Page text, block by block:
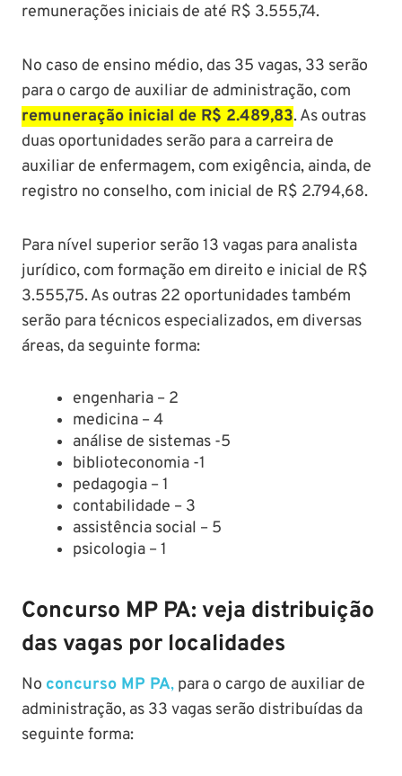
remunerações iniciais de até R$ 3.555,74.
No caso de ensino médio, das 35 vagas, 33 serão
para o cargo de auxiliar de administração, com
remuneração inicial de R$ 2.489,83. As outras
duas oportunidades serão para a carreira de
auxiliar de enfermagem, com exigência, ainda, de
registro no conselho, com inicial de R$ 2.794,68.
Para nível superior serão 13 vagas para analista
jurídico, com formação em direito e inicial de R$
3.555,75. As outras 22 oportunidades também
serão para técnicos especializados, em diversas
áreas, da seguinte forma:
engenharia – 2
medicina – 4
análise de sistemas -5
biblioteconomia -1
pedagogia – 1
contabilidade – 3
assistência social – 5
psicologia – 1
Concurso MP PA: veja distribuição
das vagas por localidades
No concurso MP PA, para o cargo de auxiliar de
administração, as 33 vagas serão distribuídas da
seguinte forma: